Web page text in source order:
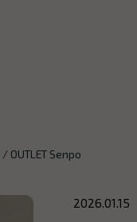
/ OUTLET Senpo
2026.01.15